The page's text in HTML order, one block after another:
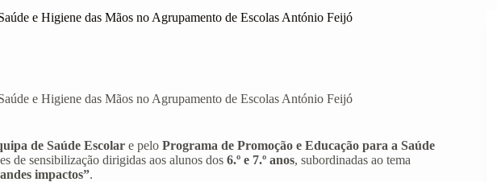
e Higiene das Mãos no Agrupamento de Escolas António Feijó
e Higiene das Mãos no Agrupamento de Escolas António Feijó
de Saúde Escolar e pelo Programa de Promoção e Educação para a Saúde
de sensibilização dirigidas aos alunos dos 6.º e 7.º anos, subordinadas ao tema
impactos”.